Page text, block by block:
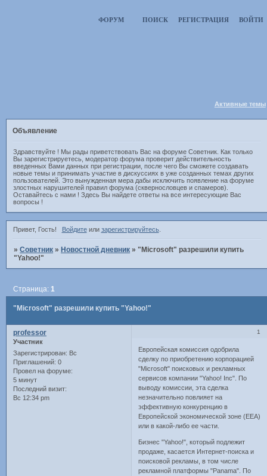
ФОРУМ ПОИСК РЕГИСТРАЦИЯ ВОЙТИ
Активные темы
Объявление
Здравствуйте ! Мы рады приветствовать Вас на форуме Советник. Как только
Вы зарегистрируетесь, модератор форума проверит действительность
введенных Вами данных при регистрации, после чего Вы сможете создавать
новые темы и принимать участие в дискуссиях в уже созданных темах других
пользователей. Это вынужденная мера дабы исключить появление на форуме
злостных нарушителей правил форума (сквернословцев и спамеров).
Оставайтесь с нами ! Здесь Вы найдете ответы на все интересующие Вас
вопросы !
Привет, Гость! Войдитеили зарегистрируйтесь.
»Советник » Новостной дневник »"Microsoft" разрешили купить
"Yahoo!"
"Microsoft" разрешили купить "Yahoo!"
Страница: 1
1
professor
Участник
Зарегистрирован: Вс
Приглашений: 0
Провел на форуме:
5 минут
Последний визит:
Вс 12:34 pm
Европейская комиссия одобрила
сделку по приобретению корпорацией
"Microsoft" поисковых и рекламных
сервисов компании "Yahoo! Inc". По
выводу комиссии, эта сделка
незначительно повлияет на
эффективную конкуренцию в
Европейской экономической зоне (EEA)
или в какой-либо ее части.
Бизнес "Yahoo!", который подлежит
продаже, касается Интернет-поиска и
поисковой рекламы, в том числе
рекламной платформы "Panama". По